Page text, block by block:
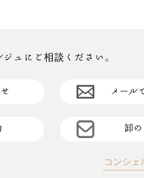
ュにご相談ください。
メール
卸
コンシェ